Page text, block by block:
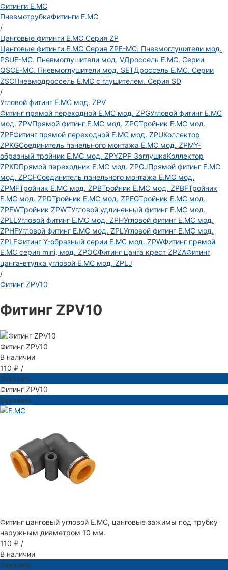
Фитинги E.MC
ПневмотрубкаФитинги E.MC
/
Цанговые фитинги E.MC Серия ZP
Цанговые фитинги E.MC Серия ZPE-MC. Пневмоглушители мод.
PSUE-MC. Пневмоглушители мод. VДроссель E.MC. Серии
QSCE-MC. Пневмоглушители мод. SETДроссель E.MC. Серии
ZSCПневмодроссель E.MC с глушителем. Серия SD
/
Угловой фитинг E.MC мод. ZPV
Фитинг прямой переходной E.MC мод. ZPGУгловой фитинг E.MC
мод. ZPVПрямой фитинг E.MC мод. ZPCТройник E.MC мод.
ZPEФитинг прямой переходной E.MC мод. ZPUКоллектор
ZPKGСоединитель панельного монтажа E.MC мод. ZPMY-
образный тройник E.MC мод. ZPYZPP ЗаглушкаКоллектор
ZPKDПрямой переходник E.MC мод. ZPGJПрямой фитинг E.MC
мод. ZPCFСоединитель панельного монтажа E.MC мод.
ZPMFТройник E.MC мод. ZPBТройник E.MC мод. ZPBFТройник
E.MC мод. ZPDТройник E.MC мод. ZPEGТройник E.MC мод.
ZPEWТройник ZPWTУгловой удлиненный фитинг E.MC мод.
ZPLL Угловой фитинг E.MC мод. ZPHУгловой фитинг E.MC мод.
ZPHFУгловой фитинг E.MC мод. ZPL Угловой фитинг E.MC мод.
ZPLFФитинг Y-образный серии E.MC мод. ZPWФитинг прямой
E.MC серия mini, мод. ZPOCФитинг цанга крест ZPZAФитинг
цанга-втулка угловой Е.МС мод. ZPLJ
/
Фитинг ZPV10
Фитинг ZPV10
Фитинг ZPV10
В наличии
110 ₽ /
Заказать
Фитинг ZPV10
Заказать
Фитинг цанговый угловой E.MC, цанговые зажимы под трубку
наружным диаметром 10 мм.
110 ₽ /
В наличии
Заказать